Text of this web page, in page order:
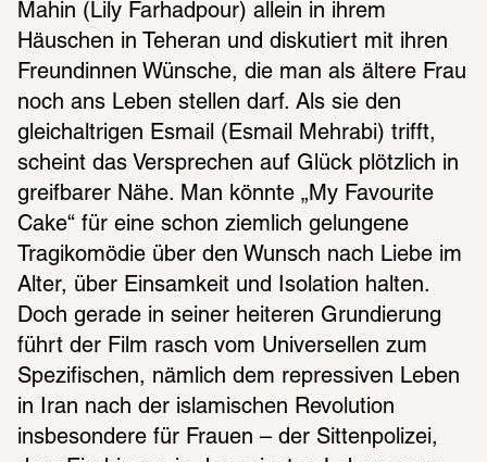
Mahin (Lily Farhadpour) allein in ihrem
Häuschen in Teheran und diskutiert mit ihren
Freundinnen Wünsche, die man als ältere Frau
noch ans Leben stellen darf. Als sie den
gleichaltrigen Esmail (Esmail Mehrabi) trifft,
scheint das Versprechen auf Glück plötzlich in
greifbarer Nähe. Man könnte „My Favourite
Cake“ für eine schon ziemlich gelungene
Tragikomödie über den Wunsch nach Liebe im
Alter, über Einsamkeit und Isolation halten.
Doch gerade in seiner heiteren Grundierung
führt der Film rasch vom Universellen zum
Spezifischen, nämlich dem repressiven Leben
in Iran nach der islamischen Revolution
insbesondere für Frauen – der Sittenpolizei,